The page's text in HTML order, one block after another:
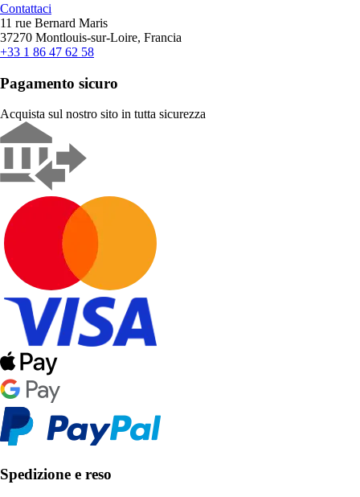
Contattaci
11 rue Bernard Maris
37270 Montlouis-sur-Loire, Francia
+33 1 86 47 62 58
Pagamento sicuro
Acquista sul nostro sito in tutta sicurezza
Spedizione e reso